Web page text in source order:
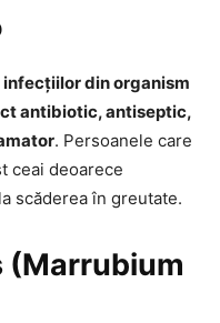
din organism
antibiotic, antiseptic,
. Persoanele care
ceai deoarece
scăderea în greutate.
(Marrubium